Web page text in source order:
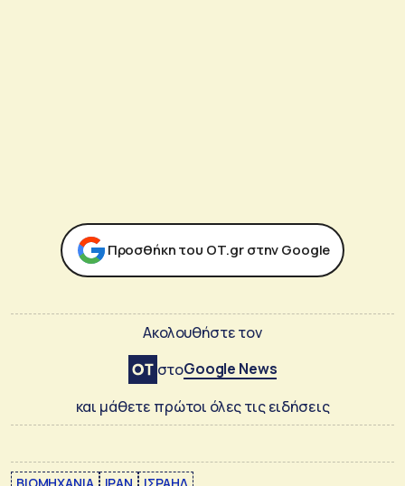
Προσθήκη του ΟΤ.gr στην Google
Ακολουθήστε τον
στοGoogle News
και μάθετε πρώτοι όλες τις ειδήσεις